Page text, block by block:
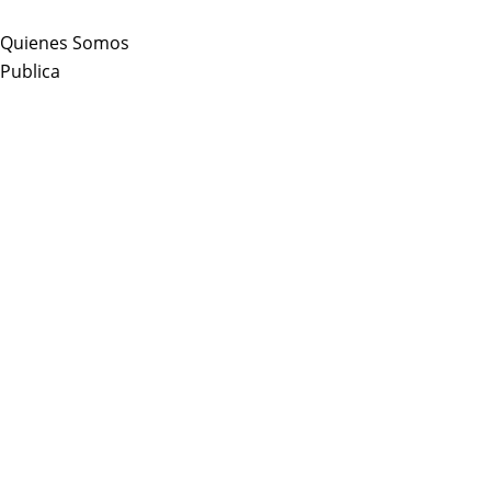
to
content
Quienes Somos
Publica